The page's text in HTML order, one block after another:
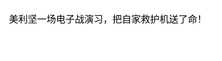
美利坚一场电子战演习，把自家救护机送了命！